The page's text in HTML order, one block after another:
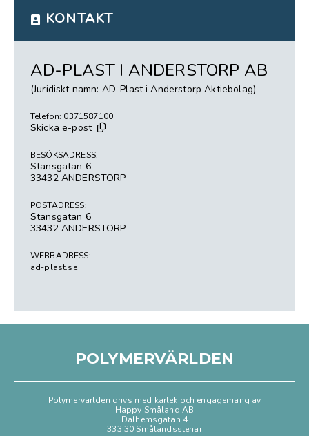
KONTAKT
AD-PLAST I ANDERSTORP AB
(Juridiskt namn: AD-Plast i Anderstorp Aktiebolag)
Telefon: 0371587100
Skicka e-post
BESÖKSADRESS:
Stansgatan 6
33432 ANDERSTORP
POSTADRESS:
Stansgatan 6
33432 ANDERSTORP
WEBBADRESS:
ad-plast.se
POLYMERVÄRLDEN
Polymervärlden drivs med kärlek och engagemang av
Happy Småland AB
Dalhemsgatan 4
333 30 Smålandsstenar